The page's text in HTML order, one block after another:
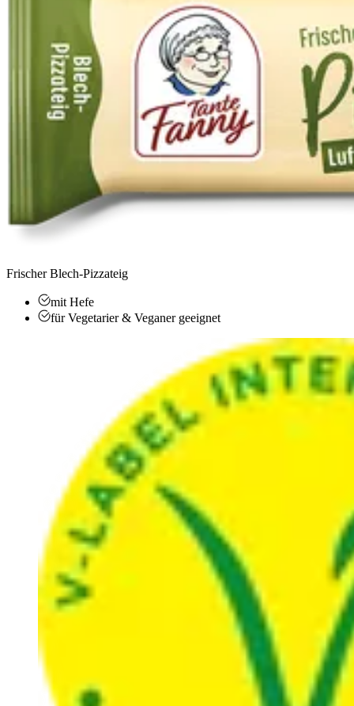
Frischer Blech-Pizzateig
mit Hefe
für Vegetarier & Veganer geeignet